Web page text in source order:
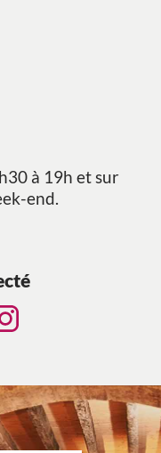
à 19h et sur
end.